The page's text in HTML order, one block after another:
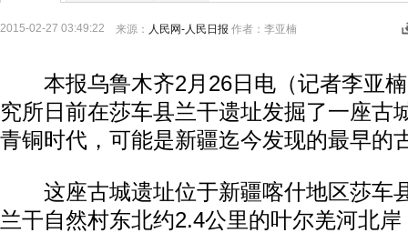
2015-02-27 03:49:22 来源： 人民网-人民日报 作者：李亚楠
本报乌鲁木齐2月26日电（记者李亚楠
究所日前在莎车县兰干遗址发掘了一座古
青铜时代，可能是新疆迄今发现的最早的
这座古城遗址位于新疆喀什地区莎车
兰干自然村东北约2.4公里的叶尔羌河北